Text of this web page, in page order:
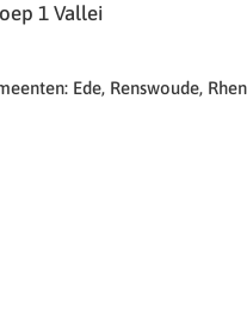
1 Vallei
Ede, Renswoude,